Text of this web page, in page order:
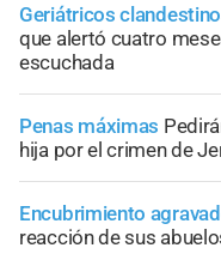
Geriátricos
que alertó cuatro
escuchada
Penas máximas
hija por el crimen de
Encubrimiento
reacción de sus